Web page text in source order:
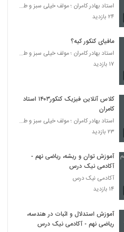
استاد بهادر کامران ؛ مولف خیلی سبز و طراح قلم چی
۲۴ بازدید
مافیای کنکور کیه؟
استاد بهادر کامران ؛ مولف خیلی سبز و طراح قلم چی
۱۷ بازدید
کلاس آنلاین فیزیک کنکور۱۴۰۳ استاد
کامران
استاد بهادر کامران ؛ مولف خیلی سبز و طراح قلم چی
۲۳ بازدید
آموزش توان و ریشه، ریاضی نهم -
آکادمی نیک درس
آکادمی نیک درس
۱۴ بازدید
آموزش استدلال و اثبات در هندسه،
ریاضی نهم - آکادمی نیک درس